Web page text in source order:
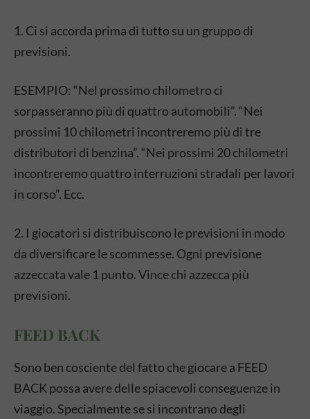
1. Ci si accorda prima di tutto su un gruppo di
previsioni.
ESEMPIO: “Nel prossimo chilometro ci
sorpasseranno più di quattro automobili”. “Nei
prossimi 10 chilometri incontreremo più di tre
distributori di benzina”. “Nei prossimi 20 chilometri
incontreremo quattro interruzioni stradali per lavori
in corso”. Ecc.
2. I giocatori si distribuiscono le previsioni in modo
da diversificare le scommesse. Ogni previsione
azzeccata vale 1 punto. Vince chi azzecca più
previsioni.
FEED BACK
Sono ben cosciente del fatto che giocare a FEED
BACK possa avere delle spiacevoli conseguenze in
viaggio. Specialmente se si incontrano degli